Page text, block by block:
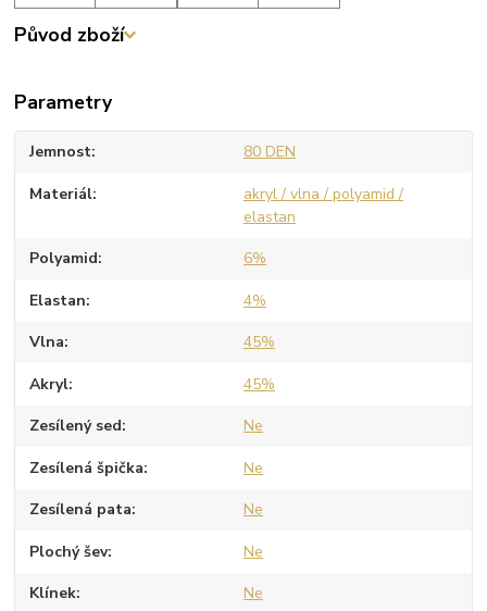
Původ zboží
Parametry
Jemnost 80 DEN
Materiál
akryl / vlna / polyamid /
elastan
Polyamid 6%
Elastan 4%
Vlna 45%
Akryl 45%
Zesílený sed Ne
Zesílená špička Ne
Zesílená pata Ne
Plochý šev Ne
Klínek Ne